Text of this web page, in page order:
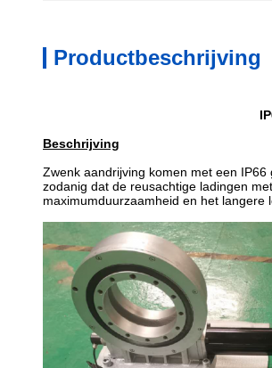
Productbeschrijving
Beschrijving
Zwenk aandrijving komen met een
zodanig dat de reusachtige ladingen
maximumduurzaamheid en het langere